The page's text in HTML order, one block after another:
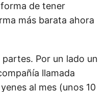
de tener
más barata ahora
Por un lado un
llamada
al mes (unos 10